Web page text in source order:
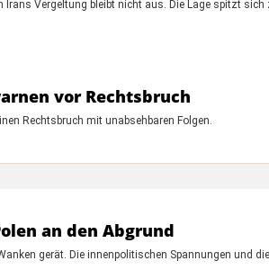
Vergeltung bleibt nicht aus. Die Lage spitzt sich
vor Rechtsbruch
Rechtsbruch mit unabsehbaren Folgen.
an den Abgrund
gerät. Die innenpolitischen Spannungen und die